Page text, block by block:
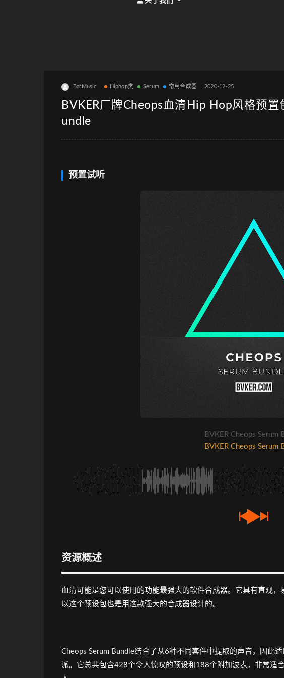
BatMusic Hiphop类 Serum 常用合成器 2020-12-25
BVKER厂牌Cheops血清Hip Hop风格预置
undle
预置试听
BVKER Cheops Serum
BVKER Cheops Serum
资源概述
血清可能是您可以使用的功能最强大的软件合成器。它具有直观
以这个预设包也是用这款强大的合成器设计的。
Cheops Serum Bundle结合了从6种不同套件中提取的声音，因此
派。它总共包含428个令人惊叹的预设和188个附加波表，非常适